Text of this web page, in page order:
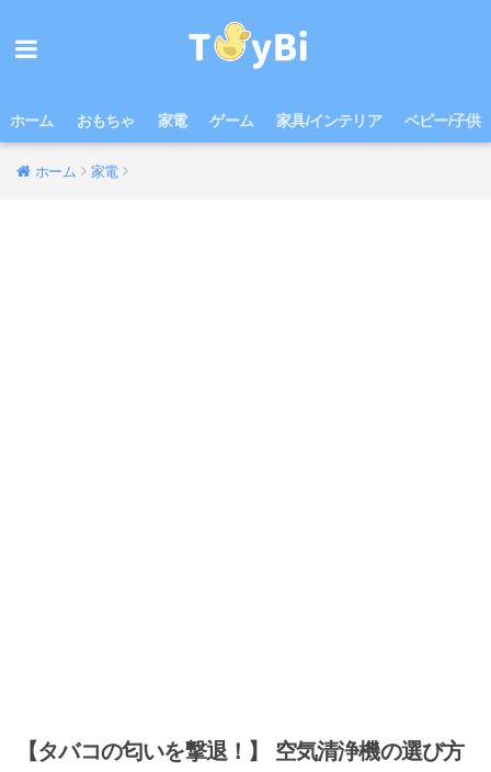
ホーム おもちゃ 家電 ゲーム 家具/インテリア ベビー/子供
ホーム 家電
【タバコの匂いを撃退！】 空気清浄機の選び方